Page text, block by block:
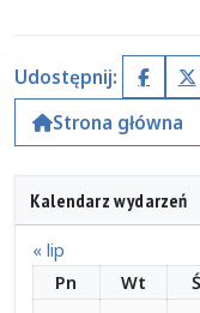
Udostępnij:
Strona główna
Kalendarz wydarzeń
« lip
Pn
Wt